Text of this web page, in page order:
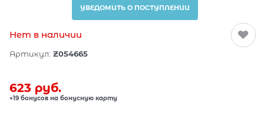
УВЕДОМИТЬ О ПОСТУПЛЕНИИ
Нет в наличии
Артикул: Z054665
623 руб.
+19 бонусов на бонусную карту